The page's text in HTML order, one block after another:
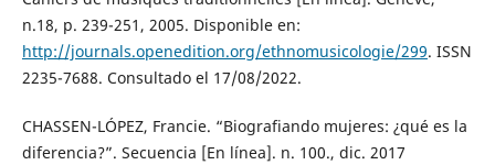
n.18, p. 239-251, 2005. Disponible en:
http://journals.openedition.org/ethnomusicologie/299. ISSN
2235-7688. Consultado el 17/08/2022.
CHASSEN-LÓPEZ, Francie. “Biografiando mujeres: ¿qué es la
diferencia?”. Secuencia [En línea]. n. 100., dic. 2017